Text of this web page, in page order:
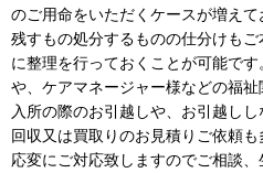
のご用命をいただくケースが増えて
残すもの処分するものの仕分けも
に整理を行っておくことが可能で
や、ケアマネージャー様などの福
入所の際のお引越しや、お引越し
回収又は買取りのお見積りご依頼
応変にご対応致しますのでご相談